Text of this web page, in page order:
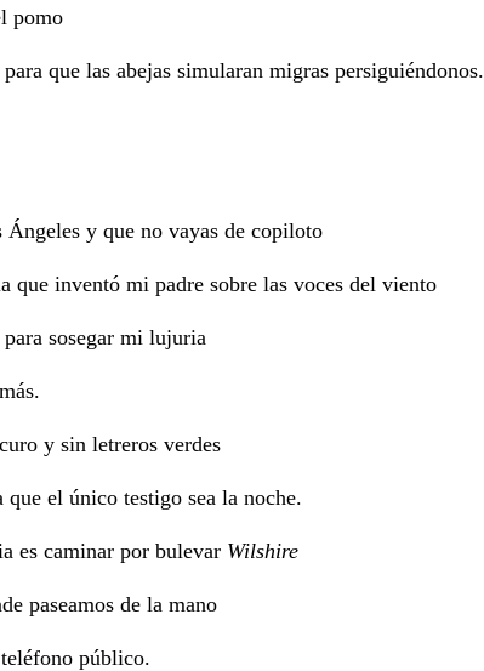
pomo
simularan migras persiguiéndonos.
Ángeles y que no vayas de copiloto
que inventó mi padre sobre las voces del viento
sosegar mi lujuria
y sin letreros verdes
el único testigo sea la noche.
caminar por bulevar Wilshire
paseamos de la mano
público.